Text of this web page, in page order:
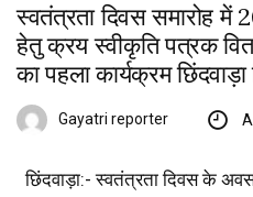
स्वतंत्रता दिवस समारोह
हेतु क्रय स्वीकृति पत्रक
का पहला कार्यक्रम
Gayatri reporter
छिंदवाड़ा:- स्वतंत्रता दिवस के